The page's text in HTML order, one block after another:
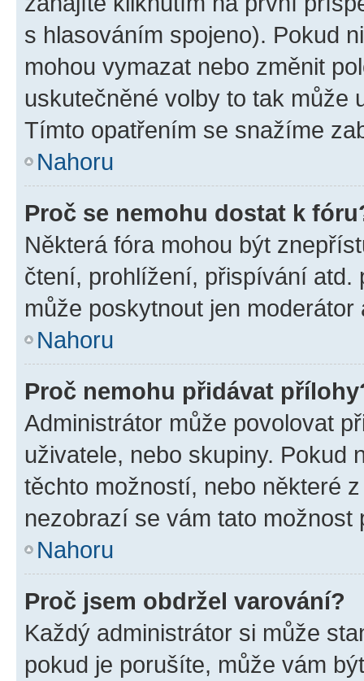
s hlasováním spojeno). Pokud
mohou vymazat nebo změnit
uskutečněné volby to tak může
Tímto opatřením se snažíme
Nahoru
Proč se nemohu dostat k
Některá fóra mohou být
čtení, prohlížení, přispívání atd.
může poskytnout jen
Nahoru
Proč nemohu přidávat
Administrátor může povolovat
uživatele, nebo skupiny. Pokud
těchto možností, nebo některé
nezobrazí se vám tato
Nahoru
Proč jsem obdržel varování?
Každý administrátor si může
pokud je porušíte, může vám